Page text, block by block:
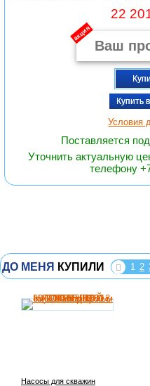
22
акция
Купить
Условия
Поставляется
Уточнить актуальную
телефону
ДО МЕНЯ КУПИЛИ 1 2
Насосы для скважин